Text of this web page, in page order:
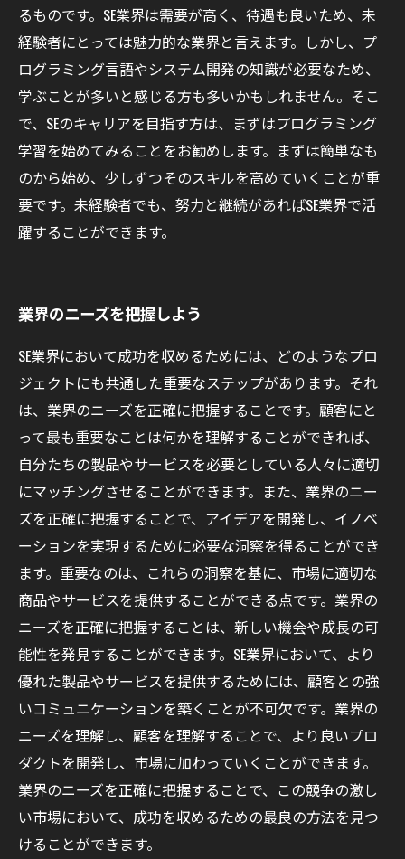
るものです。SE業界は需要が高く、待遇も良いため、未
経験者にとっては魅力的な業界と言えます。しかし、プ
ログラミング言語やシステム開発の知識が必要なため、
学ぶことが多いと感じる方も多いかもしれません。そこ
で、SEのキャリアを目指す方は、まずはプログラミング
学習を始めてみることをお勧めします。まずは簡単なも
のから始め、少しずつそのスキルを高めていくことが重
要です。未経験者でも、努力と継続があればSE業界で活
躍することができます。
業界のニーズを把握しよう
SE業界において成功を収めるためには、どのようなプロ
ジェクトにも共通した重要なステップがあります。それ
は、業界のニーズを正確に把握することです。顧客にと
って最も重要なことは何かを理解することができれば、
自分たちの製品やサービスを必要としている人々に適切
にマッチングさせることができます。また、業界のニー
ズを正確に把握することで、アイデアを開発し、イノベ
ーションを実現するために必要な洞察を得ることができ
ます。重要なのは、これらの洞察を基に、市場に適切な
商品やサービスを提供することができる点です。業界の
ニーズを正確に把握することは、新しい機会や成長の可
能性を発見することができます。SE業界において、より
優れた製品やサービスを提供するためには、顧客との強
いコミュニケーションを築くことが不可欠です。業界の
ニーズを理解し、顧客を理解することで、より良いプロ
ダクトを開発し、市場に加わっていくことができます。
業界のニーズを正確に把握することで、この競争の激し
い市場において、成功を収めるための最良の方法を見つ
けることができます。